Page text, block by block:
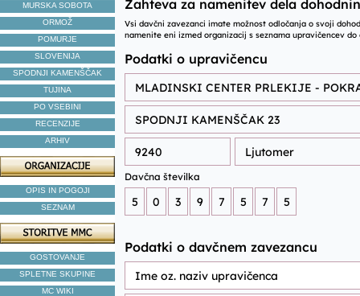
MURSKA SOBOTA
ORMOŽ
POMURJE
SLOVENIJA
SPODNJI KAMENŠČAK
TUJINA
PO VSEBINI
RECENZIJE
ARHIV
OPIS IN POGOJI
SEZNAM
GOSTOVANJE
SPLETNE SKUPINE
MC WIKI